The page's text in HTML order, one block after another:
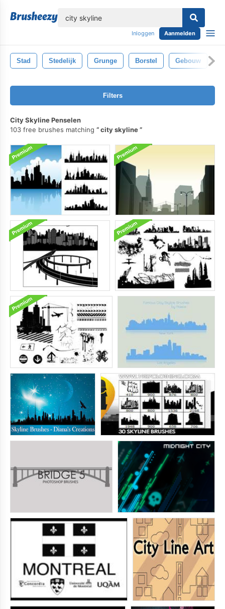
Inloggen Aanmelden
Stad Stedelijk Grunge Borstel Gebouw
Filters
City Skyline Penselen
103 free brushes matching
city skyline